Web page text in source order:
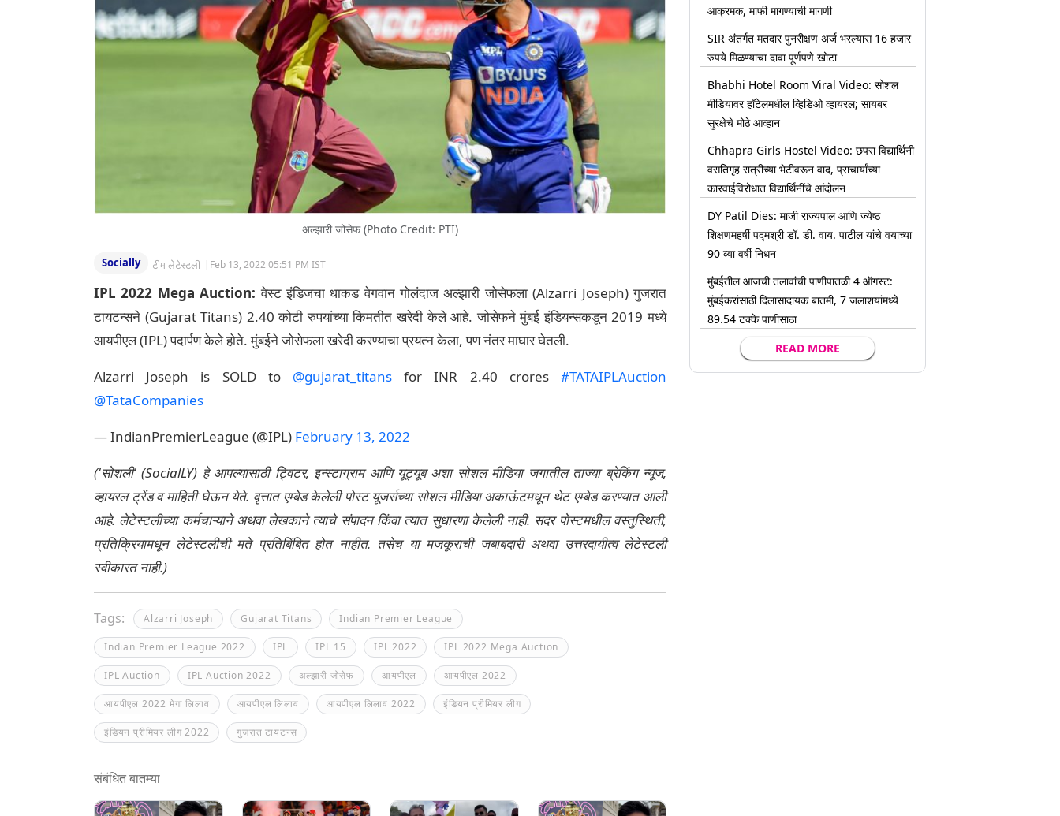
अल्झारी जोसेफ (Photo Credit: PTI)
Socially टीम लेटेस्टली | Feb 13, 2022 05:51 PM IST
IPL 2022 Mega Auction: वेस्ट इंडिजचा धाकड वेगवान गोलंदाज अल्झारी जोसेफला (Alzarri Joseph) गुजरात
टायटन्सने (Gujarat Titans) 2.40 कोटी रुपयांच्या किमतीत खरेदी केले आहे. जोसेफने मुंबई इंडियन्सकडून 2019 मध्ये
आयपीएल (IPL) पदार्पण केले होते. मुंबईने जोसेफला खरेदी करण्याचा प्रयत्न केला, पण नंतर माघार घेतली.
Alzarri Joseph is SOLD to @gujarat_titans for INR 2.40 crores #TATAIPLAuction
@TataCompanies
— IndianPremierLeague (@IPL) February 13, 2022
('सोशली' (SocialLY) हे आपल्यासाठी ट्विटर, इन्स्टाग्राम आणि यूट्यूब अशा सोशल मीडिया जगातील ताज्या ब्रेकिंग न्यूज,
व्हायरल ट्रेंड व माहिती घेऊन येते. वृत्तात एम्बेड केलेली पोस्ट यूजर्सच्या सोशल मीडिया अकाऊंटमधून थेट एम्बेड करण्यात आली
आहे. लेटेस्टलीच्या कर्मचाऱ्याने अथवा लेखकाने त्याचे संपादन किंवा त्यात सुधारणा केलेली नाही. सदर पोस्टमधील वस्तुस्थिती,
प्रतिक्रियामधून लेटेस्टलीची मते प्रतिबिंबित होत नाहीत. तसेच या मजकूराची जबाबदारी अथवा उत्तरदायीत्व लेटेस्टली
स्वीकारत नाही.)
Tags: Alzarri Joseph Gujarat Titans Indian Premier League
Indian Premier League 2022 IPL IPL 15 IPL 2022 IPL 2022 Mega Auction
IPL Auction IPL Auction 2022 अल्झारी जोसेफ आयपीएल आयपीएल 2022
आयपीएल 2022 मेगा लिलाव आयपीएल लिलाव आयपीएल लिलाव 2022 इंडियन प्रीमियर लीग
इंडियन प्रीमियर लीग 2022 गुजरात टायटन्स
संबंधित बातम्या
आक्रमक, माफी मागण्याची मागणी
SIR अंतर्गत मतदार पुनरीक्षण अर्ज भरल्यास 16 हजार
रुपये मिळण्याचा दावा पूर्णपणे खोटा
Bhabhi Hotel Room Viral Video: सोशल
मीडियावर हॉटेलमधील व्हिडिओ व्हायरल; सायबर
सुरक्षेचे मोठे आव्हान
Chhapra Girls Hostel Video: छपरा विद्यार्थिनी
वसतिगृह रात्रीच्या भेटीवरून वाद, प्राचार्यांच्या
कारवाईविरोधात विद्यार्थिनींचे आंदोलन
DY Patil Dies: माजी राज्यपाल आणि ज्येष्ठ
शिक्षणमहर्षी पद्मश्री डॉ. डी. वाय. पाटील यांचे वयाच्या
90 व्या वर्षी निधन
मुंबईतील आजची तलावांची पाणीपातळी 4 ऑगस्ट:
मुंबईकरांसाठी दिलासादायक बातमी, 7 जलाशयांमध्ये
89.54 टक्के पाणीसाठा
READ MORE